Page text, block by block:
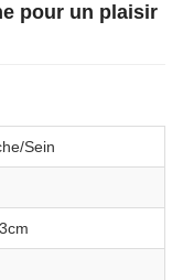
pour un plaisir
Sein